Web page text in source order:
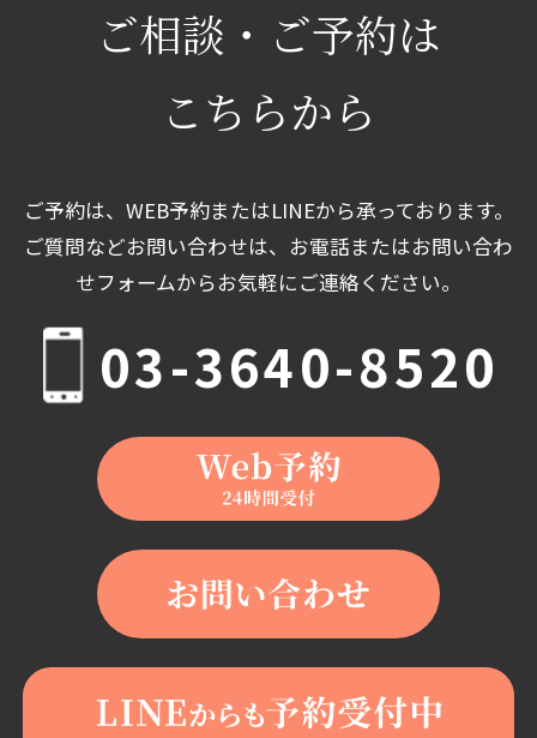
ご相談・ご予約は
こちらから
ご予約は、WEB予約またはLINEから承っております。
ご質問などお問い合わせは、お電話またはお問い合わ
せフォームからお気軽にご連絡ください。
03-3640-8520